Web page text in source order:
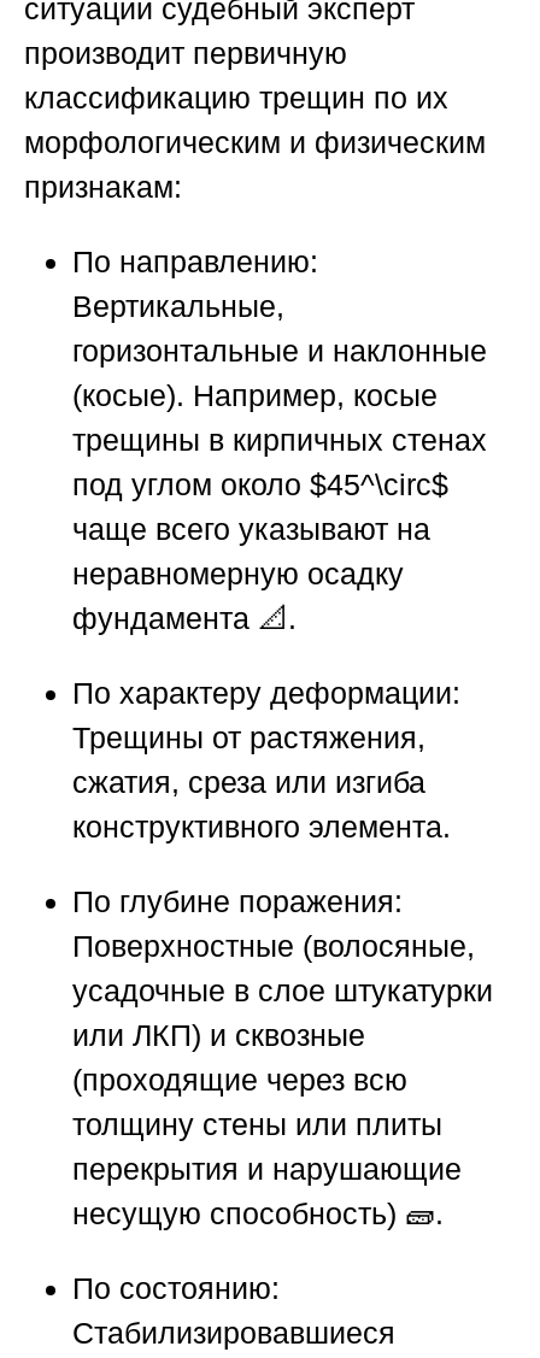
ситуации судебный эксперт
производит первичную
классификацию трещин по их
морфологическим и физическим
признакам:
По направлению:
Вертикальные,
горизонтальные и наклонные
(косые). Например, косые
трещины в кирпичных стенах
под углом около $45^\circ$
чаще всего указывают на
неравномерную осадку
фундамента 📐.
По характеру деформации:
Трещины от растяжения,
сжатия, среза или изгиба
конструктивного элемента.
По глубине поражения:
Поверхностные (волосяные,
усадочные в слое штукатурки
или ЛКП) и сквозные
(проходящие через всю
толщину стены или плиты
перекрытия и нарушающие
несущую способность) 🧱.
По состоянию:
Стабилизировавшиеся